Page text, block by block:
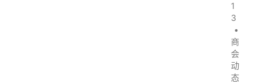
1
3
•
商
会
动
态